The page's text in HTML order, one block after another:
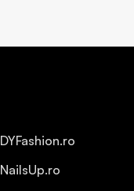
DYFashion.ro
NailsUp.ro